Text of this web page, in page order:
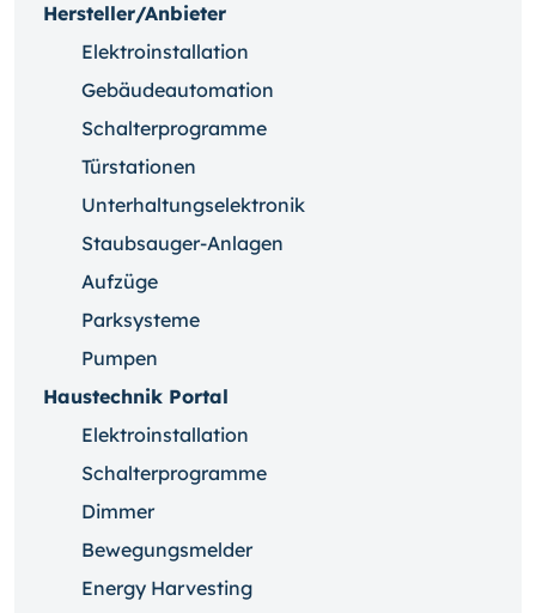
Hersteller/Anbieter
Elektroinstallation
Gebäudeautomation
Schalterprogramme
Türstationen
Unterhaltungselektronik
Staubsauger-Anlagen
Aufzüge
Parksysteme
Pumpen
Haustechnik Portal
Elektroinstallation
Schalterprogramme
Dimmer
Bewegungsmelder
Energy Harvesting